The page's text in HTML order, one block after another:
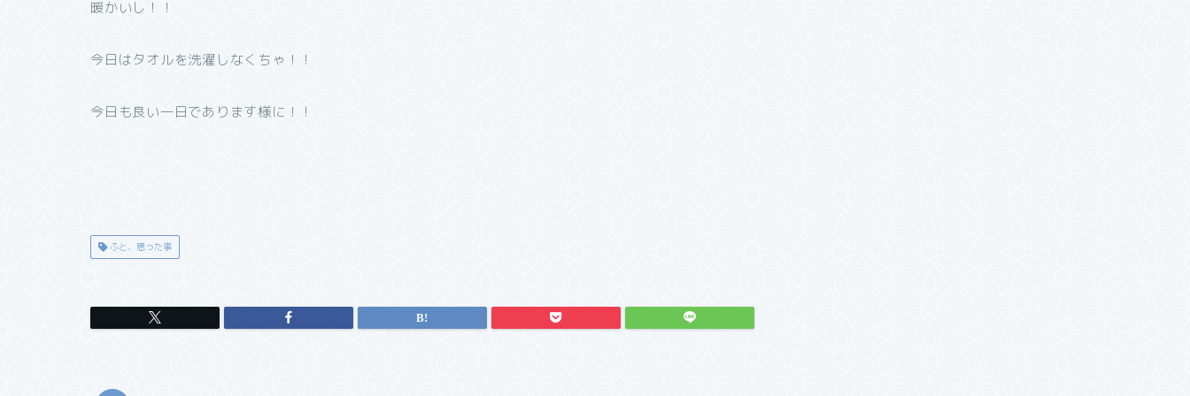
暖かいし！！
今日はタオルを洗濯しなくちゃ！！
今日も良い一日であります様に！！
ふと、思った事